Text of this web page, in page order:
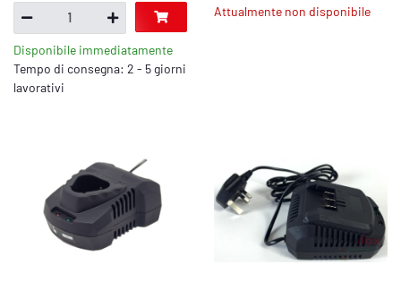
Disponibile immediatamente
Tempo di consegna: 2 - 5 giorni
lavorativi
Attualmente non disponibile